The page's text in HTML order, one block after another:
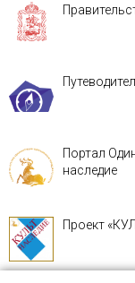
Портал
наследие
Проект